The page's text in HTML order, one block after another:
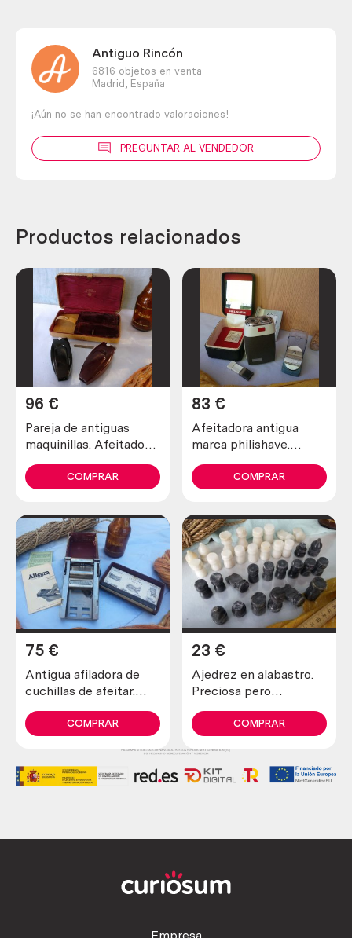
Antiguo Rincón
6816 objetos en venta
Madrid,
España
¡Aún no se han encontrado valoraciones!
PREGUNTAR AL VENDEDOR
Productos relacionados
Pareja de antiguas
maquinillas. Afeitadora
schick.
96 €
COMPRAR
Afeitadora antigua
marca philishave.
colección
83 €
COMPRAR
Antigua afiladora de
cuchillas de afeitar.
75 €
COMPRAR
Ajedrez en alabastro.
Preciosa pero
estado.
23 €
COMPRAR